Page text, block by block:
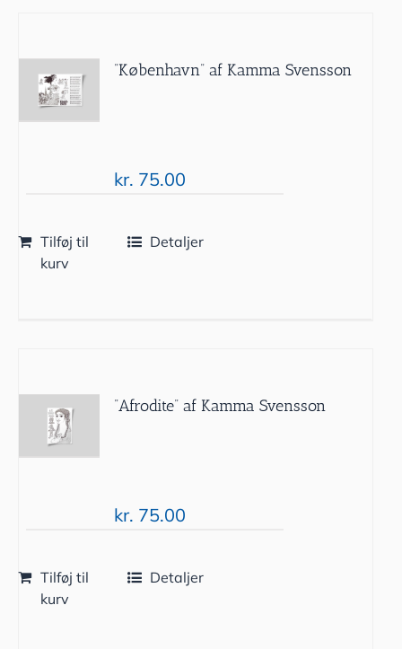
”København” af Kamma Svensson
kr. 75.00
Tilføj til
kurv
Detaljer
”Afrodite” af Kamma Svensson
kr. 75.00
Tilføj til
kurv
Detaljer